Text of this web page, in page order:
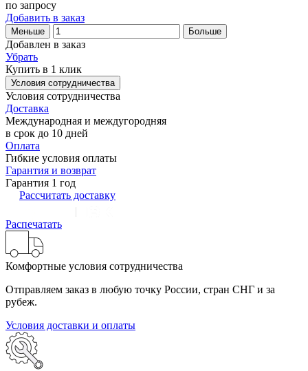
по запросу
Добавить в заказ
Меньше Больше
Добавлен в заказ
Убрать
Купить в 1 клик
Условия сотрудничества
Условия сотрудничества
Доставка
Международная и междугородняя
в срок до 10 дней
Оплата
Гибкие условия оплаты
Гарантия и возврат
Гарантия 1 год
Рассчитать доставку
Распечатать
Комфортные условия сотрудничества
Отправляем заказ в любую точку России, стран СНГ и за
рубеж.
Условия доставки и оплаты